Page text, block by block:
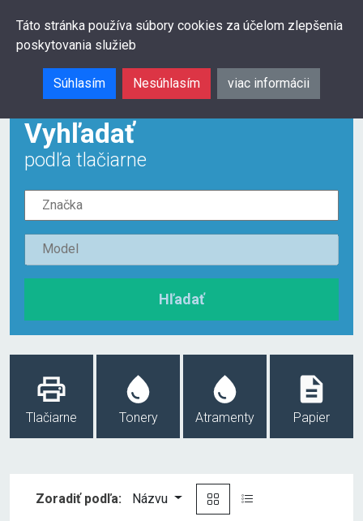
Táto stránka používa súbory cookies za účelom zlepšenia
poskytovania služieb
Súhlasím Nesúhlasím viac informácii
Vyhľadať
podľa tlačiarne
Hľadať
Tlačiarne Tonery Atramenty Papier
Zoradiť podľa: Názvu